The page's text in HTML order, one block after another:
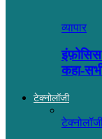
व्यापार
कहा-
टेक्नोलॉजी